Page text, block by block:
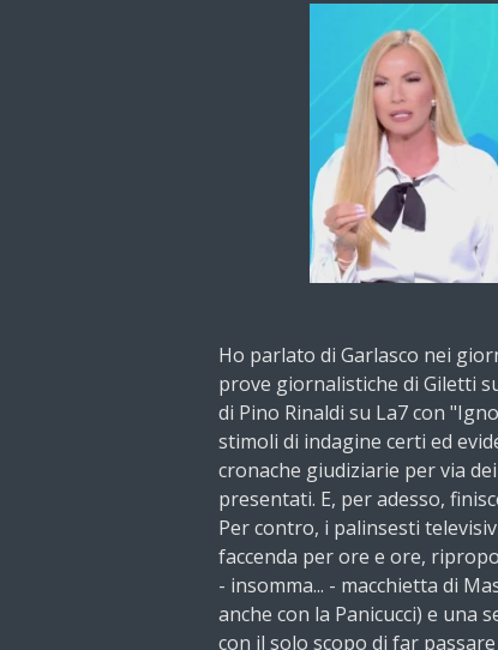
Ho parlato di Garlasco nei
prove giornalistiche di Giletti
di Pino Rinaldi su La7 con
stimoli di indagine certi ed
cronache giudiziarie per via
presentati. E, per adesso,
Per contro, i palinsesti
faccenda per ore e ore,
- insomma... - macchietta di
anche con la Panicucci) e
con il solo scopo di far